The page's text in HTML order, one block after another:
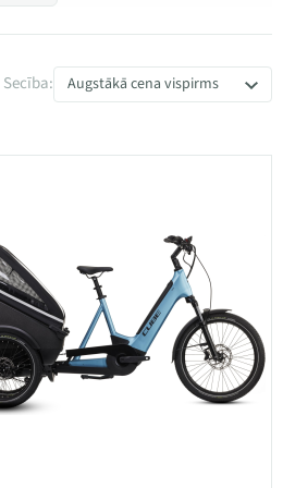
Secība: Augstākā cena vispirms